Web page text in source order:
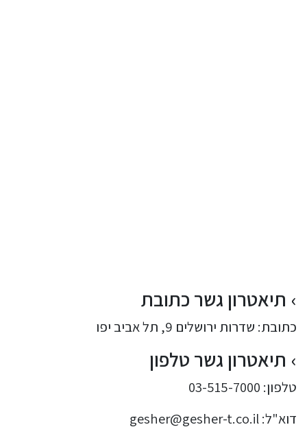
תיאטרון גשר כתובת
כתובת: שדרות ירושלים 9, תל אביב יפו
תיאטרון גשר טלפון
טלפון: 03-515-7000
דוא"ל: gesher@gesher-t.co.il